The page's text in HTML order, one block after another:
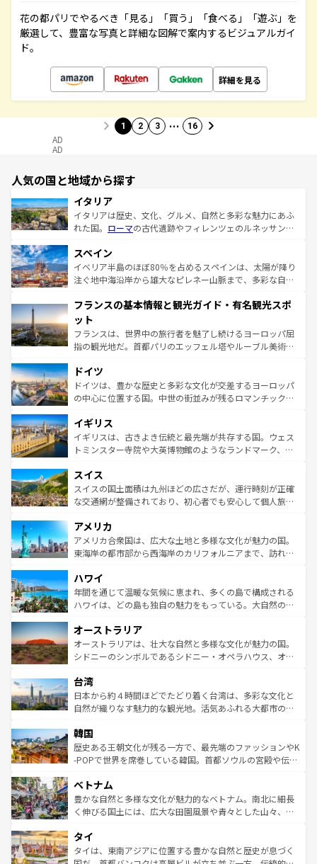
花の都パリでやるべき「見る」「買う」「食べる」「遊ぶ」を
厳選して、豊富な写真と詳細な図解で案内するビジュアルガイ
ド。
詳細を見る
1 2 3 … 16
AD
AD
人気の国と地域から探す
イタリア
イタリアは歴史、文化、グルメ、自然と多彩な魅力にあふ
れた国。 ローマの古代遺跡やフィレンツェのルネッサンス
ろん、トスカーナの美しい田園風景やアマルフィ海岸の絶
景など、自然景観も見逃せない。観光の合間には、本場の
ピザやパスタなど、絶品のイタリア料理を堪能することも
ませてくれるイタリアで、忘れられない旅をしてみよう！
なお、新着のイタリア情報は
しい。
スペイン
イベリア半島のほぼ80％を占めるスペインは、太陽が降り
注ぐ地中海沿岸から雄大なピレネー山脈まで、多彩な自然
文化が根付くこの国では、情熱的なフラメンコ、熱気あふ
れる闘牛、そして美味しいタパスが生活の一部となってい
る。首都マドリードの洗練された雰囲気や、バルセロナの
アートに溢れた街角から、地方では古代ローマ遺跡や中世
せる。地方によって風土や気候が異なるスペインはその個
性で訪れる人を魅了する。 なお、新着のスペイン情報は コ
ンテンツ一覧を参照してほしい。
フランスの基本情報と観光ガイド・有名観光スポ
ット
フランスは、世界中の旅行者を魅了し続けるヨーロッパ屈
指の観光地だ。首都パリのエッフェル塔やルーブル美術館
で、幅広い魅力が詰まっている。華麗な宮殿、歴史的な大
聖堂、美しいビーチ、そして豊かな自然が、訪れる者を心
から魅了する。また、フランスは美食の国としても知ら
いる。シャンパンの発祥地であるランス、プロヴァンスの
香り高いラベンダー畑など、多彩な楽しみ方が可能だ。さ
らに、パリ以外の地域にも魅力が溢れており、どの街角に
れる地方に足を運ぶとそれぞれで全く異なる文化を体験で
きるだろう。 なお、新着のフランス情報はコンテンツ一覧
を参照してほしい。
ドイツ
ドイツは、豊かな歴史と多彩な文化が交差するヨーロッパ
の中心に位置する国。中世の街並みが残るロマンチック街
顔を持つこの国は、どこを歩いても飽きることがない。ベ
ルリンの文化的活気、バイエルン州のアルプスの絶景、そ
してライン川沿いのワイン畑といった風景は必見。ビール
は、お酒好きな人にはぜひ体験してほしい。 なお、新着の
ドイツ情報はコンテンツ一覧を参照してほしい。
イギリス
イギリスは、古きよき伝統と最先端が共存する国。ウェス
トミンスター寺院や大英博物館のようなランドマーク、歴
リアごとに異なる魅力がある。また、優雅なアフタヌーン
ティー、ビール好きにはたまらない英国パブ、サッカー観
戦など、本場だからこそできる体験も豊富。イギリスを旅
ンツ一覧を参照してほしい。
スイス
スイスの国土面積は九州ほどの広さだが、運行時刻が正確
な交通網が整備されており、初心者でも安心して個人旅行
の建物がそのまま残る町や、スイスならではのユニークな
博物館もあり、アルプス観光だけでなく町歩きも満喫する
ことができる。国民の所得が高いため物価も高いが、旅行
ば市内交通費無料で観光を楽しむこともできる。 なお、新
着のスイス情報はコンテンツ一覧 を参照してほしい。
アメリカ
アメリカ合衆国は、広大な土地と多様な文化が魅力の国。
東海岸の都市部から西海岸のカリフォルニアまで、訪れる
のような巨大都市は、観光、ショッピング、エンターテイ
ンメントが詰まった刺激的なスポットだ。一方、アメリカ
西部には大自然が広がり、グランドキャニオンやイエロー
部のニューオーリンズでは、音楽と美食が融合した独特の
文化が魅力。旅行者はアメリカの各地域で異なる魅力を楽
しみながら、その多様性と豊かな歴史を感じることができ
ならではの贅沢な旅のスタイルだ。 なお、新着のアメリカ
情報はコンテンツ一覧を参照してほしい。
ハワイ
年間を通じて温暖な気候に恵まれ、多くの島で構成される
ハワイは、どの島も独自の魅力をもっている。大自然の神
ワイ島は見逃せない。また、定番の観光地といえばオアフ
島だが、静かな自然を求めるならマウイ島やカウアイ島が
おすすめ。エメラルドグリーンに輝く海をはじめ、豊かな
れるおもてなしの心で訪れる人々を迎えてくれるハワイの
人々、おいしいローカルフードやハワイアンミュージッ
ク、伝統的なフラダンスなど、すべてがハワイの魅力を彩
ワイを、存分に味わってほしい。 なお、新着のハワイ情報
はコンテンツ一覧を参照してほしい。
オーストラリア
オーストラリアは、壮大な自然と多様な文化が魅力の国。
シドニーのシンボルであるシドニー・オペラハウス、オー
リアリーフや大陸中央部にそびえるウルル（エアーズロッ
ク）、タスマニアの美しい原生林やケアンズの熱帯雨林な
ど、見どころがたくさん。また、カフェやワイン、オージ
いる。アクティビティも充実しており、サーフィンやダイ
ビング、ハイキングなど、アウトドア好きにはたまらな
い。オーストラリアの多彩な魅力を存分に味わいつくそ
参照してほしい。
台湾
日本から約４時間ほどでたどり着く台湾は、多彩な文化と
自然が織りなす魅力的な観光地。活気あふれる大都市の台
ン）、静ひつな山岳地帯である台湾東部など、都市の喧騒
と山間の静けさが共存しており、訪れる人に新しい発見と
驚きをもたらしてくれる。また、奥深い台湾の食文化も魅
容にもいいと評判のスイーツなど、バラエティ豊かな料理
が味わえる。 なお、新着の台湾情報は コンテンツ一覧を参
照してほしい。
韓国
歴史ある王朝文化が残る一方で、最先端のファッションやK
-POPで世界を席巻している韓国。首都ソウルの宮殿や伝統
き、地方に足を延ばせば四季折々の自然美を楽しむことが
できる。そして、キムチや焼肉、絶品のストリートフード
まで、さまざまな韓国料理が待っている。夜には、韓国な
リティに包まれながら、韓国の多彩な魅力を心ゆくまで味
わってみてほしい。 なお、新着の韓国情報はコンテンツ一
覧を参照してほしい。
ベトナム
豊かな自然と多様な文化が魅力的なベトナム。南北に細長
く伸びる国土には、広大な田園風景や青々とした山々、世
急速な発展と共に伝統が息づく。ハノイの古い町並みやホ
ーチミン市のフランス統治時代の建物も、独特の雰囲気を
タイ
タイは、東南アジアに位置する豊かな自然と歴史が息づく